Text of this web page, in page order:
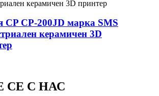
CP CP-200JD марка SMS
керамичен 3D
СЕ С НАС